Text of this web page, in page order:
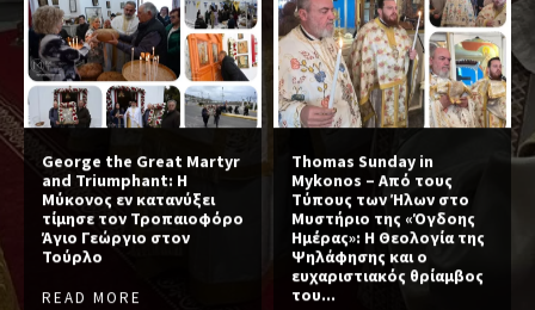
George the Great Martyr
and Triumphant: Η
Μύκονος εν κατανύξει
τίμησε τον Τροπαιοφόρο
Άγιο Γεώργιο στον
Τούρλο
READ MORE
Thomas Sunday in
Mykonos – Από τους
Τύπους των Ήλων στο
Μυστήριο της «Όγδοης
Ημέρας»: Η Θεολογία της
Ψηλάφησης και ο
ευχαριστιακός θρίαμβος
του...